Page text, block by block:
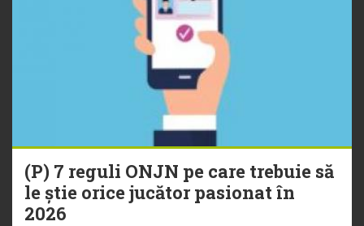
(P) 7 reguli ONJN pe care trebuie să
le știe orice jucător pasionat în
2026